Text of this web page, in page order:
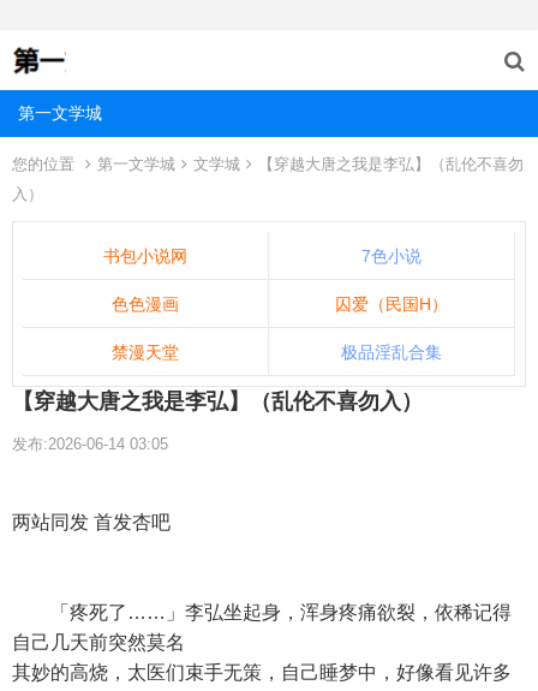
第一文学城
您的位置 第一文学城 文学城
【穿越大唐之我是李弘】（乱伦不喜勿
入）
书包小说网 7色小说
色色漫画 囚爱（民国H）
禁漫天堂 极品淫乱合集
【穿越大唐之我是李弘】（乱伦不喜勿入）
发布:2026-06-14 03:05
两站同发 首发杏吧
「疼死了……」李弘坐起身，浑身疼痛欲裂，依稀记得
自己几天前突然莫名
其妙的高烧，太医们束手无策，自己睡梦中，好像看见许多